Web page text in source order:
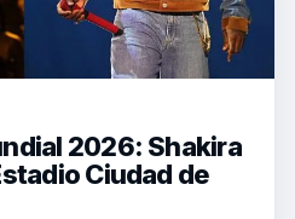
2026: Shakira
Ciudad de